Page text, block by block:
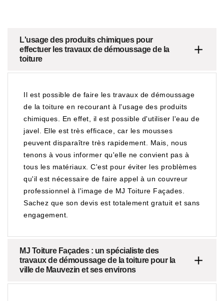
L'usage des produits chimiques pour
effectuer les travaux de démoussage de la
toiture
Il est possible de faire les travaux de démoussage
de la toiture en recourant à l'usage des produits
chimiques. En effet, il est possible d'utiliser l'eau de
javel. Elle est très efficace, car les mousses
peuvent disparaître très rapidement. Mais, nous
tenons à vous informer qu'elle ne convient pas à
tous les matériaux. C'est pour éviter les problèmes
qu'il est nécessaire de faire appel à un couvreur
professionnel à l'image de MJ Toiture Façades.
Sachez que son devis est totalement gratuit et sans
engagement.
MJ Toiture Façades : un spécialiste des
travaux de démoussage de la toiture pour la
ville de Mauvezin et ses environs